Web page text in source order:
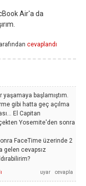
Air'a da
cevaplandı
başlamıştım.
gibi hatta geç açılma
El Capitan
Yosemite'den sonra
FaceTime üzerinde 2
gelen cevapsız